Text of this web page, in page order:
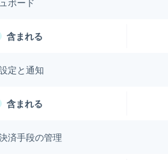
含まれる
定と通知
含まれる
済手段の管理